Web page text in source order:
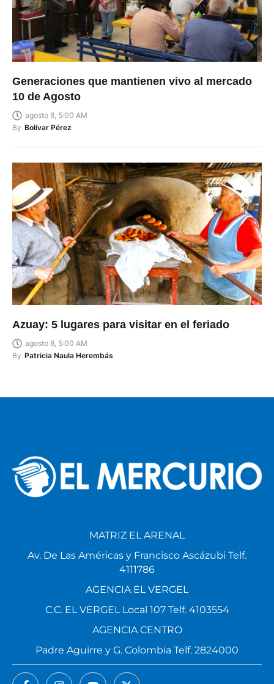
Generaciones que mantienen vivo al mercado
10 de Agosto
agosto 8, 5:00 AM
By Bolívar Pérez
Azuay: 5 lugares para visitar en el feriado
agosto 8, 5:00 AM
By Patricia Naula Herembás
MATRIZ EL ARENAL
Av. De Las Américas y Francisco Ascázubi Telf.
4111786
AGENCIA EL VERGEL
C.C. EL VERGEL Local 107 Telf. 4103554
AGENCIA CENTRO
Padre Aguirre y G. Colombia Telf. 2824000